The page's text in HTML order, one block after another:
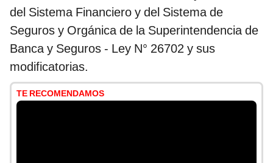
del Sistema Financiero y del Sistema de
Seguros y Orgánica de la Superintendencia de
Banca y Seguros - Ley N° 26702 y sus
modificatorias.
TE RECOMENDAMOS